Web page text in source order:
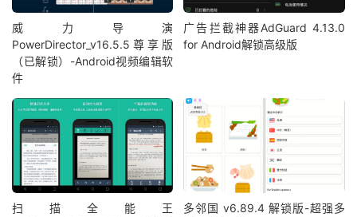
威力导演
PowerDirector_v16.5.5尊享版
（已解锁）-Android视频编辑软
件
广告拦截神器AdGuard 4.13.0
for Android解锁高级版
扫描全能王
多邻国 v6.89.4 解锁版-超强多